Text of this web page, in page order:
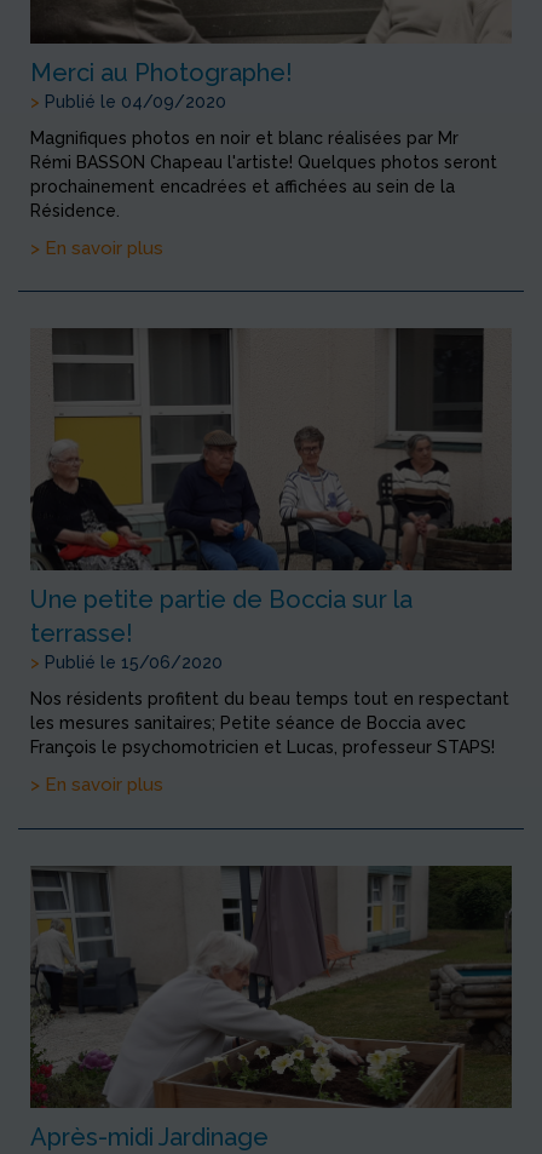
Merci au Photographe!
> Publié le 04/09/2020
Magnifiques photos en noir et blanc réalisées par Mr
Rémi BASSON Chapeau l'artiste! Quelques photos seront
prochainement encadrées et affichées au sein de la
Résidence.
> En savoir plus
Une petite partie de Boccia sur la
terrasse!
> Publié le 15/06/2020
Nos résidents profitent du beau temps tout en respectant
les mesures sanitaires; Petite séance de Boccia avec
François le psychomotricien et Lucas, professeur STAPS!
> En savoir plus
Après-midi Jardinage